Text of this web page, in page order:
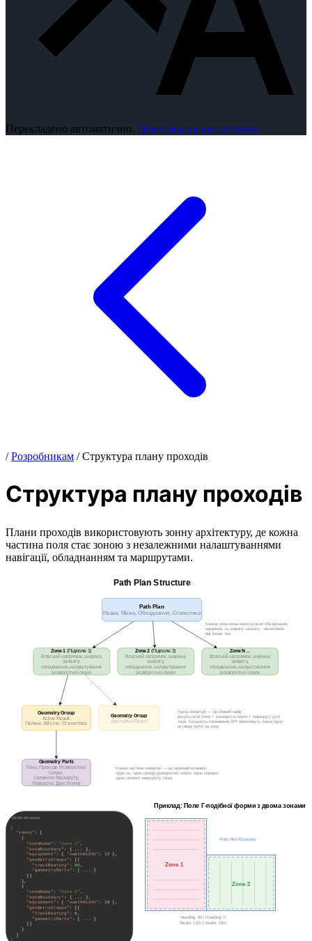
Перекладено автоматично. Переглянути англійською
/ Розробникам / Структура плану проходів
Структура плану проходів
Плани проходів використовують зонну архітектуру, де кожна
частина поля стає зоною з незалежними налаштуваннями
навігації, обладнанням та маршрутами.